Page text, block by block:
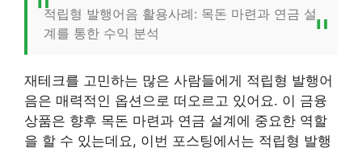
적립형 발행어음 활용사례: 목돈 마련과 연금 설
계를 통한 수익 분석
재테크를 고민하는 많은 사람들에게 적립형 발행어
음은 매력적인 옵션으로 떠오르고 있어요. 이 금융
상품은 향후 목돈 마련과 연금 설계에 중요한 역할
을 할 수 있는데요, 이번 포스팅에서는 적립형 발행